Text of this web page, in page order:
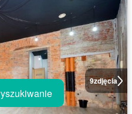
9zdjęcia